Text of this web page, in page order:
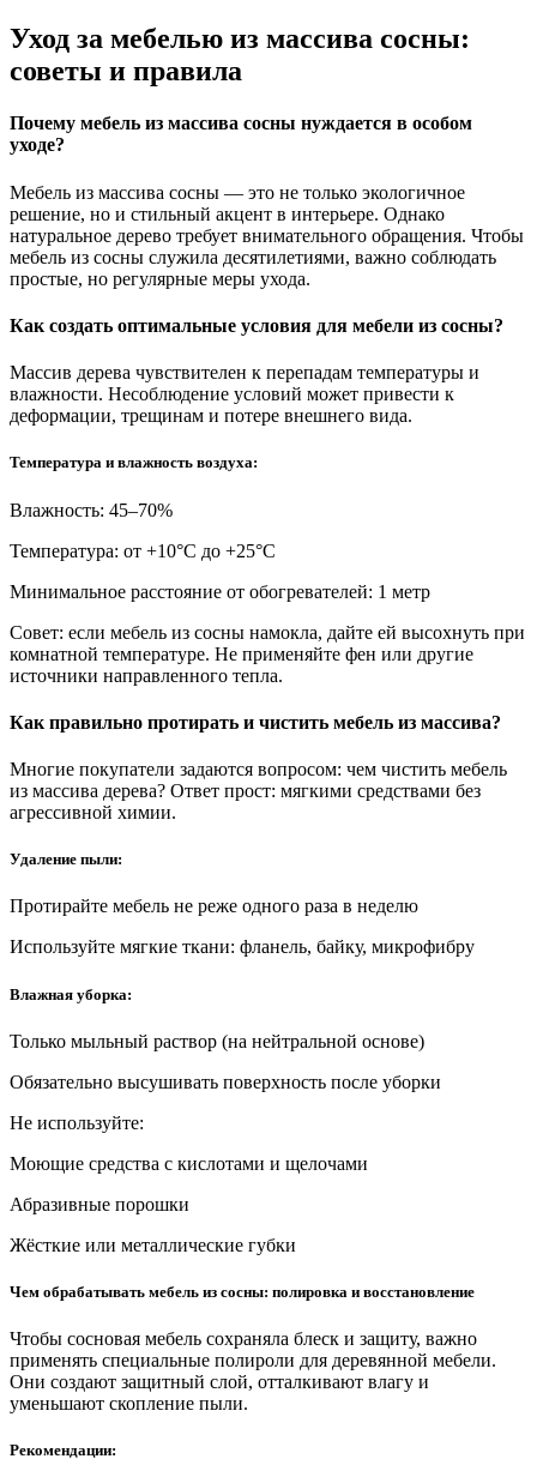
Уход за мебелью из массива сосны:
советы и правила
Почему мебель из массива сосны нуждается в особом
уходе?
Мебель из массива сосны — это не только экологичное
решение, но и стильный акцент в интерьере. Однако
натуральное дерево требует внимательного обращения. Чтобы
мебель из сосны служила десятилетиями, важно соблюдать
простые, но регулярные меры ухода.
Как создать оптимальные условия для мебели из сосны?
Массив дерева чувствителен к перепадам температуры и
влажности. Несоблюдение условий может привести к
деформации, трещинам и потере внешнего вида.
Температура и влажность воздуха:
Влажность: 45–70%
Температура: от +10°С до +25°С
Минимальное расстояние от обогревателей: 1 метр
Совет: если мебель из сосны намокла, дайте ей высохнуть при
комнатной температуре. Не применяйте фен или другие
источники направленного тепла.
Как правильно протирать и чистить мебель из массива?
Многие покупатели задаются вопросом: чем чистить мебель
из массива дерева? Ответ прост: мягкими средствами без
агрессивной химии.
Удаление пыли:
Протирайте мебель не реже одного раза в неделю
Используйте мягкие ткани: фланель, байку, микрофибру
Влажная уборка:
Только мыльный раствор (на нейтральной основе)
Обязательно высушивать поверхность после уборки
Не используйте:
Моющие средства с кислотами и щелочами
Абразивные порошки
Жёсткие или металлические губки
Чем обрабатывать мебель из сосны: полировка и восстановление
Чтобы сосновая мебель сохраняла блеск и защиту, важно
применять специальные полироли для деревянной мебели.
Они создают защитный слой, отталкивают влагу и
уменьшают скопление пыли.
Рекомендации: